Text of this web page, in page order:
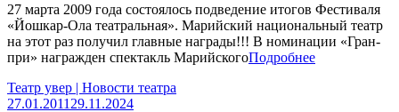
27 марта 2009 года состоялось подведение итогов Фестиваля
«Йошкар-Ола театральная». Марийский национальный театр
на этот раз получил главные награды!!! В номинации «Гран-
при» награжден спектакль МарийскогоПодробнее
Театр увер | Новости театра
27.01.2011 29.11.2024